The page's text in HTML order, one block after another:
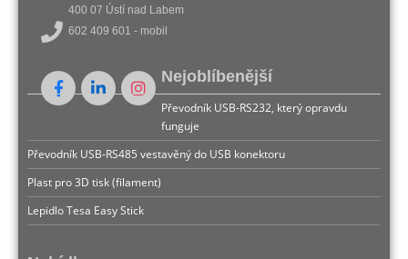
400 07 Ústí nad Labem
602 409 601 - mobil
Nejoblíbenější
Převodník USB-RS232, který opravdu
funguje
Převodník USB-RS485 vestavěný do USB konektoru
Plast pro 3D tisk (filament)
Lepidlo Tesa Easy Stick